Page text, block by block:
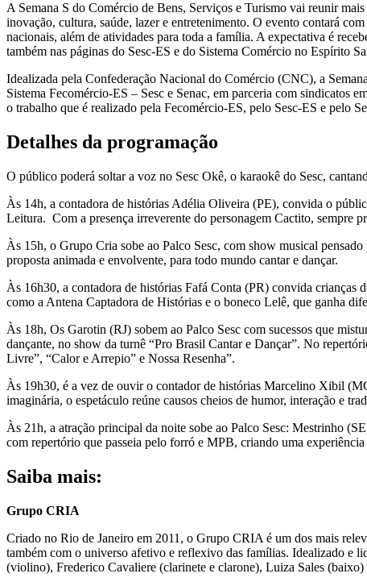
A Semana S do Comércio de Bens, Serviços e Turismo vai reunir
inovação, cultura, saúde, lazer e entretenimento. O evento contará
nacionais, além de atividades para toda a família. A expectativa é
também nas páginas do Sesc-ES e do Sistema Comércio no Espírito
Idealizada pela Confederação Nacional do Comércio (CNC), a
Sistema Fecomércio-ES – Sesc e Senac, em parceria com sindicatos
o trabalho que é realizado pela Fecomércio-ES, pelo Sesc-ES e pelo
Detalhes da programação
O público poderá soltar a voz no Sesc Okê, o karaokê do Sesc,
Às 14h, a contadora de histórias Adélia Oliveira (PE), convida o
Leitura. Com a presença irreverente do personagem Cactito, sempre
Às 15h, o Grupo Cria sobe ao Palco Sesc, com show musical
proposta animada e envolvente, para todo mundo cantar e dançar.
Às 16h30, a contadora de histórias Fafá Conta (PR) convida crianças
como a Antena Captadora de Histórias e o boneco Lelê, que ganha
Às 18h, Os Garotin (RJ) sobem ao Palco Sesc com sucessos que
dançante, no show da turnê “Pro Brasil Cantar e Dançar”. No
Livre”, “Calor e Arrepio” e Nossa Resenha”.
Às 19h30, é a vez de ouvir o contador de histórias Marcelino Xibil
imaginária, o espetáculo reúne causos cheios de humor, interação e
Às 21h, a atração principal da noite sobe ao Palco Sesc: Mestrinho
com repertório que passeia pelo forró e MPB, criando uma
Saiba mais:
Grupo CRIA
Criado no Rio de Janeiro em 2011, o Grupo CRIA é um dos mais
também com o universo afetivo e reflexivo das famílias. Idealizado e
(violino), Frederico Cavaliere (clarinete e clarone), Luiza Sales